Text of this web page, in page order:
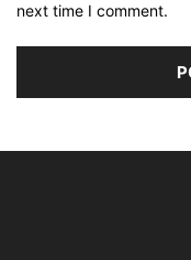
next time I comment.